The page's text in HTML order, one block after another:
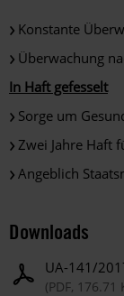
Konstante
Überwachung
In Haft gefesselt
Sorge um
Zwei Jahre Haft
Angeblich
Downloads
UA-141/
(PDF, 176.71